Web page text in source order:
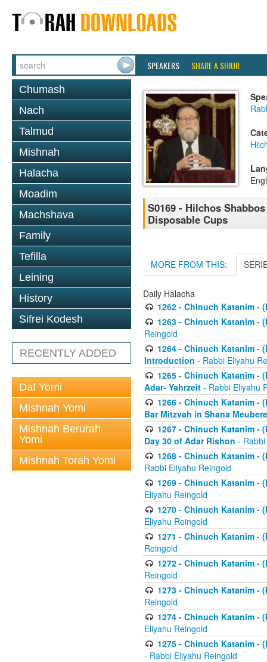
SPEAKERS SHARE A SHIUR
Chumash
Nach
Talmud
Mishnah
Halacha
Moadim
Machshava
Family
Tefilla
Leining
History
Sifrei Kodesh
RECENTLY ADDED
Daf Yomi
Mishnah Yomi
Mishnah Berurah
Yomi
Mishnah Torah Yomi
S0169 - Hilchos
Disposable Cups
MORE FROM THIS:
Daily Halacha
1262 - Chinuch Katanim -
1263 - Chinuch Katanim -
Reingold
1264 - Chinuch Katanim -
Introduction - Rabbi Eliyahu
1265 - Chinuch Katanim -
Adar- Yahrzeit - Rabbi Eliyahu
1266 - Chinuch Katanim -
Bar Mitzvah in Shana
1267 - Chinuch Katanim -
Day 30 of Adar Rishon -
1268 - Chinuch Katanim -
Rabbi Eliyahu Reingold
1269 - Chinuch Katanim -
Eliyahu Reingold
1270 - Chinuch Katanim -
Eliyahu Reingold
1271 - Chinuch Katanim -
Reingold
1272 - Chinuch Katanim -
Reingold
1273 - Chinuch Katanim -
Reingold
1274 - Chinuch Katanim -
Eliyahu Reingold
1275 - Chinuch Katanim -
- Rabbi Eliyahu Reingold